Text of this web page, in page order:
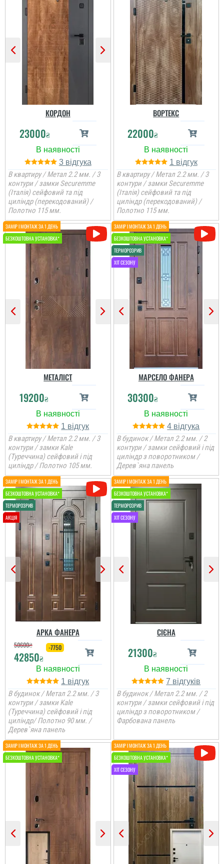
Коли дійсно по класній
ціні замовляєш собі
двері в будинок, а вони
виглядають в рази
дороще.
читати всі відгуки
КОРДОН
23000₴
3
В квартиру / Метал 2.2 мм. / 3
контури / замки Securemme
(Італія) сейфовий та під
циліндр (перекодований) /
Полотно 115 мм.
ВОРТЕКС
22000₴
1
В квартиру / Метал 2.2 мм. / 3
контури / замки Securemme
(Італія) сейфовий та під
циліндр (перекодований) /
Полотно 115 мм.
Дуже довго шукали
двері собі по магазинам
МЕТАЛІСТ
19200₴
1
В квартиру / Метал 2.2 мм. / 3
контури / замки Kale
(Туреччина) сейфовий і під
циліндр / Полотно 105 мм.
МАРСЕЛО ФАНЕРА
30300₴
4
В будинок / Метал 2.2 мм. / 2
контури / замки сейфовий і під
циліндр з поворотником /
Дерев`яна панель
АРКА ФАНЕРА
50600₴
42850₴
-7750
1
В будинок / Метал 2.2 мм. / 3
контури / замки Kale
(Туреччина) сейфовий і під
циліндр/ Полотно 90 мм. /
Дерев`яна панель
СІЄНА
21300₴
7
В будинок / Метал 2.2 мм. / 2
контури / замки сейфовий і під
циліндр з поворотником /
Фарбована панель